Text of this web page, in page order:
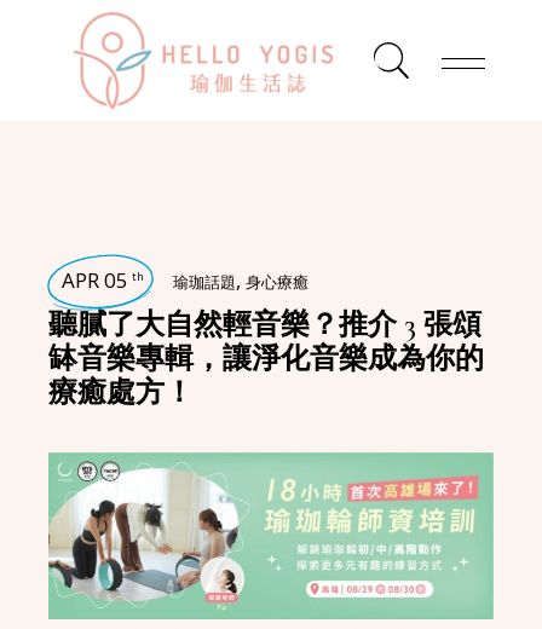
APR 05 th 瑜珈話題,身心療癒
聽膩了大自然輕音樂？推介 3 張頌
缽音樂專輯，讓淨化音樂成為你的
療癒處方！